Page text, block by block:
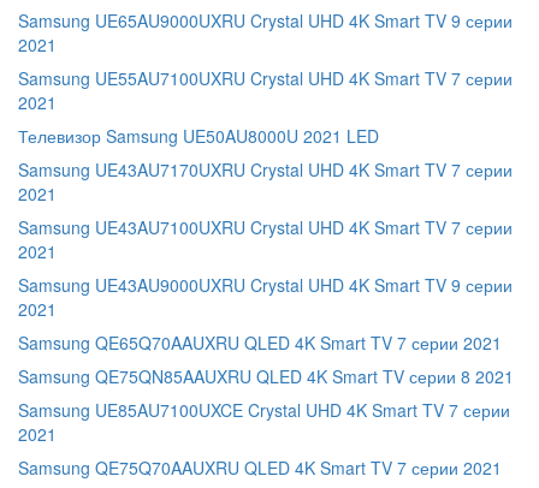
Samsung UE65AU9000UXRU Crystal UHD 4K Smart TV 9 серии
2021
Samsung UE55AU7100UXRU Crystal UHD 4K Smart TV 7 серии
2021
Телевизор Samsung UE50AU8000U 2021 LED
Samsung UE43AU7170UXRU Crystal UHD 4K Smart TV 7 серии
2021
Samsung UE43AU7100UXRU Crystal UHD 4K Smart TV 7 серии
2021
Samsung UE43AU9000UXRU Crystal UHD 4K Smart TV 9 серии
2021
Samsung QE65Q70AAUXRU QLED 4K Smart TV 7 серии 2021
Samsung QE75QN85AAUXRU QLED 4K Smart TV серии 8 2021
Samsung UE85AU7100UXCE Crystal UHD 4K Smart TV 7 серии
2021
Samsung QE75Q70AAUXRU QLED 4K Smart TV 7 серии 2021